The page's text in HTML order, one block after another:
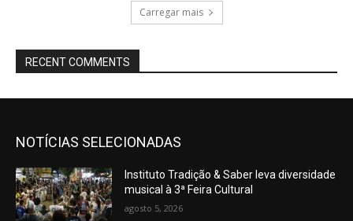
Carregar mais
RECENT COMMENTS
NOTÍCIAS SELECIONADAS
Instituto Tradição & Saber leva diversidade
musical à 3ª Feira Cultural
agosto 5, 2026